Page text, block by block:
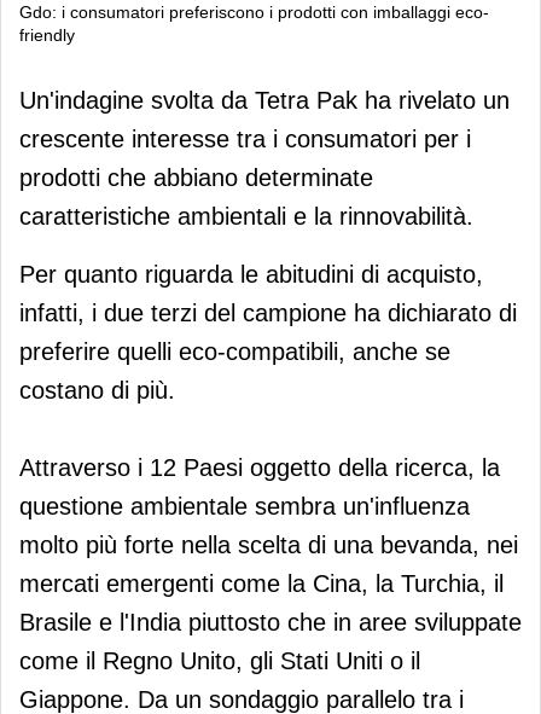
Gdo: i consumatori preferiscono i prodotti con imballaggi eco-
friendly
Gdo: i consumatori preferiscono i
prodotti con imballaggi eco-friendly
Un'indagine svolta da Tetra Pak ha rivelato un
crescente interesse tra i consumatori per i
prodotti che abbiano determinate
caratteristiche ambientali e la rinnovabilità.
Per quanto riguarda le abitudini di acquisto,
infatti, i due terzi del campione ha dichiarato di
preferire quelli eco-compatibili, anche se
costano di più.
Attraverso i 12 Paesi oggetto della ricerca, la
questione ambientale sembra un'influenza
molto più forte nella scelta di una bevanda, nei
mercati emergenti come la Cina, la Turchia, il
Brasile e l'India piuttosto che in aree sviluppate
come il Regno Unito, gli Stati Uniti o il
Giappone. Da un sondaggio parallelo tra i